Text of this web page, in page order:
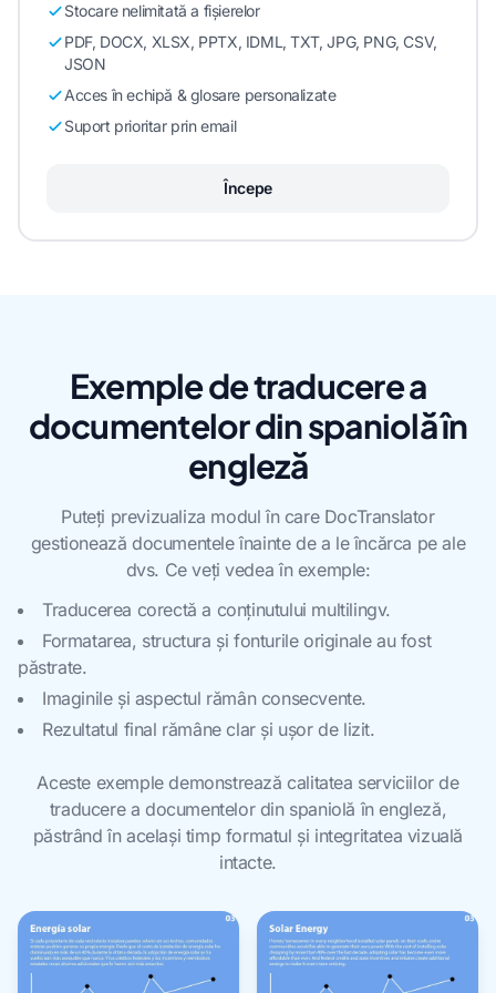
Stocare nelimitată a fișierelor
PDF, DOCX, XLSX, PPTX, IDML, TXT, JPG, PNG, CSV,
JSON
Acces în echipă & glosare personalizate
Suport prioritar prin email
Începe
Exemple de traducere a
documentelor din spaniolă în
engleză
Puteți previzualiza modul în care DocTranslator
gestionează documentele înainte de a le încărca pe ale
dvs. Ce veți vedea în exemple:
Traducerea corectă a conținutului multilingv.
Formatarea, structura și fonturile originale au fost
păstrate.
Imaginile și aspectul rămân consecvente.
Rezultatul final rămâne clar și ușor de lizit.
Aceste exemple demonstrează calitatea serviciilor de
traducere a documentelor din spaniolă în engleză,
păstrând în același timp formatul și integritatea vizuală
intacte.